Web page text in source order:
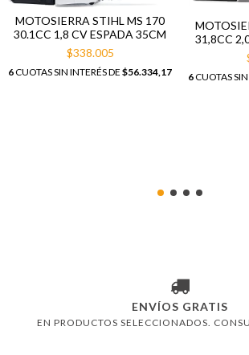
MOTOSIERRA STIHL MS 170
30.1CC 1,8 CV ESPADA 35CM
$338.005
6CUOTAS SIN INTERÉS DE $56.334,17
31,8CC
6CUOTAS
ENVÍOS GRATIS
EN PRODUCTOS SELECCIONADOS.